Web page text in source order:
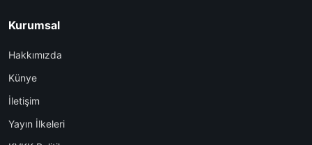
Kurumsal
Hakkımızda
Künye
İletişim
Yayın İlkeleri